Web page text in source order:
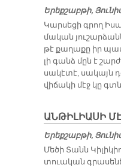
Երեքշաբթի,
Կար­սե­ցի գրող
մա­կան
թէ քա­ղա­քը իր
լի գանձ մըն է
սա­կէ­տէ, սա­կայն
վի­ճա­կի մէջ կը
ԱՆԹԻԼԻԱՍԻ
Երեքշաբթի,
Մե­ծի Տանն
տուա­կան